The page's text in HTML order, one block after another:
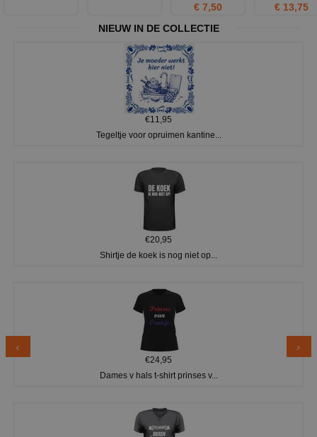
€ 7,50
€ 13,75
NIEUW IN DE COLLECTIE
€11,95
Tegeltje voor opruimen kantine...
€20,95
Shirtje de koek is nog niet op...
€24,95
Dames v hals t-shirt prinses v...